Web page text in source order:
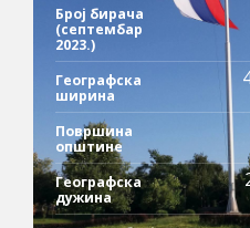
Број бирача
(септембар
2023.)
Географска
ширина
Површина
општине
Географска
дужина